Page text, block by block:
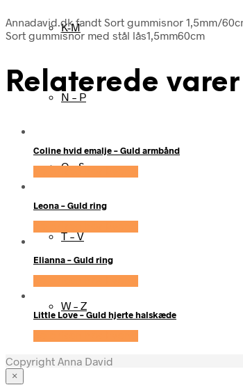
K-M
N – P
Q – S
T – V
W – Z
Annadavid.dk fandt Sort gummisnor 1,5mm/
Sort gummisnor med stål lås1,5mm60cm
Relaterede varer
Coline hvid emalje – Guld armbånd
Leona – Guld ring
Elianna – Guld ring
Little Love – Guld hjerte halskæde
Copyright Anna David
×